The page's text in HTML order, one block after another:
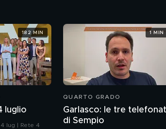
luglio
lug | Rete 4
182 MIN
QUARTO GRADO
Garlasco: le tre
di Sempio
1 MIN